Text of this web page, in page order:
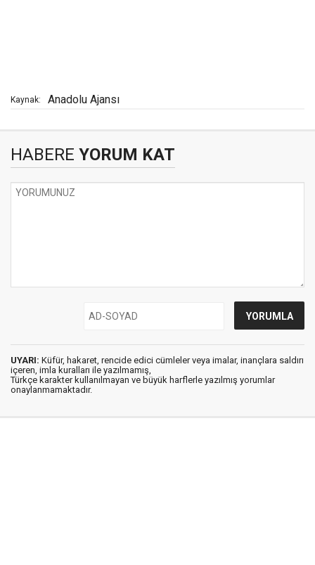
Kaynak: Anadolu Ajansı
HABERE YORUM KAT
UYARI: Küfür, hakaret, rencide edici cümleler veya imalar, inançlara saldırı
içeren, imla kuralları ile yazılmamış,
Türkçe karakter kullanılmayan ve büyük harflerle yazılmış yorumlar
onaylanmamaktadır.